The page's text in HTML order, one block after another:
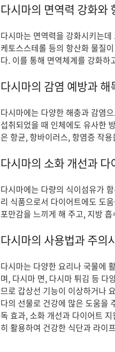
다시마의 면역력 강화와
다시마는 면역력을 강화시키는
케토스스테롤 등의 항산화 물질
다. 이를 통해 면역체계를 강화
다시마의 감염 예방과 해
다시마에는 다양한 해충과 감염
섭취되었을 때 인체에도 유사한
은 항균, 항바이러스, 항염증 작
다시마의 소화 개선과 다
다시마에는 다량의 식이섬유가
리 식품으로서 다이어트에도 도
포만감을 느끼게 해 주고, 지방
다시마의 사용법과 주의
다시마는 다양한 요리나 국물에
며, 다시마 면, 다시마 튀김 등 다
므로 갑상선 기능이 이상하거나
다의 선물로 건강에 많은 도움을
독 효과, 소화 개선과 다이어트
히 활용하여 건강한 식단과 라이